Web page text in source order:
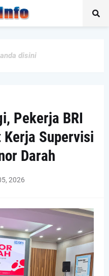
disini
Pekerja BRI
Kerja Supervisi
Darah
2026